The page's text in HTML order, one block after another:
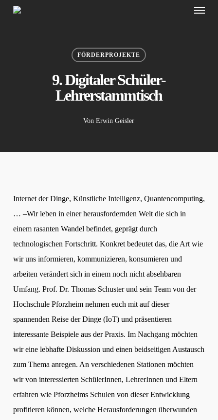
Skip
Menu
FÖRDERPROJEKTE
9. Digitaler Schüler-
Lehrerstammtisch
Von Erwin Geisler
Internet der Dinge, Künstliche Intelligenz, Quantencomputing,
… –Wir leben in einer herausfordernden Welt die sich in
einem rasanten Wandel befindet, geprägt durch
technologischen Fortschritt. Konkret bedeutet das, die Art wie
wir uns informieren, kommunizieren, konsumieren und
arbeiten verändert sich in einem noch nicht absehbaren
Umfang. Prof. Dr. Thomas Schuster und sein Team von der
Hochschule Pforzheim nehmen euch mit auf dieser
spannenden Reise der Dinge (IoT) und präsentieren
interessante Beispiele aus der Praxis. Im Nachgang möchten
wir eine lebhafte Diskussion und einen beidseitigen Austausch
zum Thema anregen. An verschiedenen Stationen möchten
wir von interessierten SchülerInnen, LehrerInnen und Eltern
erfahren wie Pforzheims Schulen von dieser Entwicklung
profitieren können, welche Herausforderungen überwunden